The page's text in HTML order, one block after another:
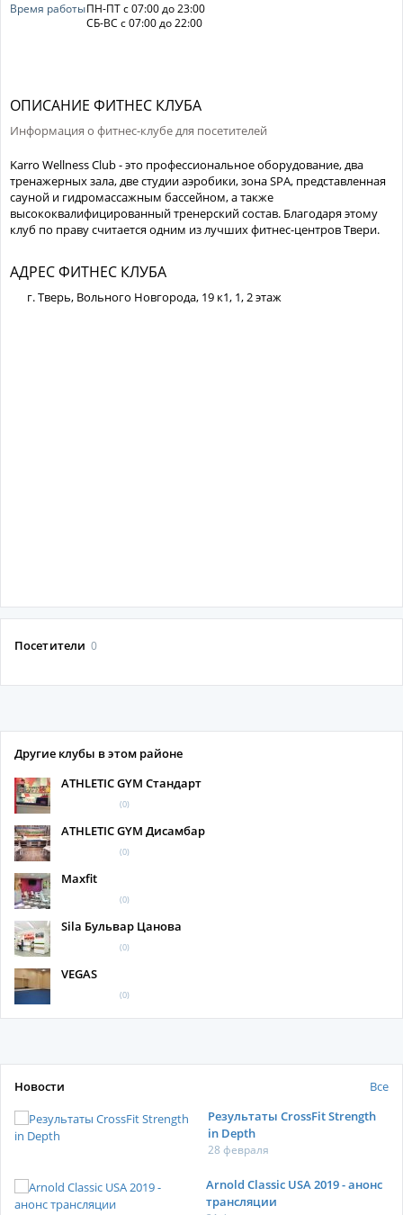
Время работыПН-ПТ с 07:00 до 23:00
СБ-ВС с 07:00 до 22:00
ОПИСАНИЕ ФИТНЕС КЛУБА
Информация о фитнес-клубе для посетителей
Karro Wellness Club - это профессиональное оборудование, два
тренажерных зала, две студии аэробики, зона SPA, представленная
сауной и гидромассажным бассейном, а также
высококвалифицированный тренерский состав. Благодаря этому
клуб по праву считается одним из лучших фитнес-центров Твери.
АДРЕС ФИТНЕС КЛУБА
г. Тверь, Вольного Новгорода, 19 к1, 1, 2 этаж
Посетители 0
Другие клубы в этом районе
ATHLETIC GYM Стандарт
(0)
ATHLETIC GYM Дисамбар
(0)
Maxfit
(0)
Sila Бульвар Цанова
(0)
VEGAS
(0)
Новости
Все
Результаты CrossFit Strength
in Depth
28 февраля
Arnold Classic USA 2019 - анонс
трансляции